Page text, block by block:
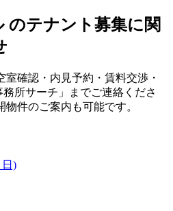
のテナント募集に関
室確認・内見予約・賃料交渉・
所サーチ」までご連絡くださ
件のご案内も可能です。
日)